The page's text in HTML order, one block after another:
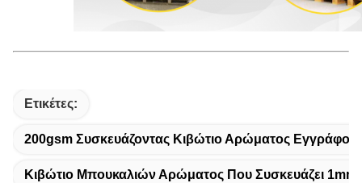
Ετικέτες:
200gsm Συσκευάζοντας Κιβώτιο Αρώματος Εγγράφου
Κιβώτιο Μπουκαλιών Αρώματος Που Συσκευάζει 1mm